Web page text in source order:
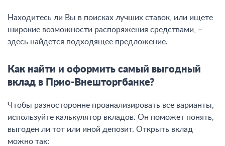
Находитесь ли Вы в поисках лучших ставок, или ищете
широкие возможности распоряжения средствами, –
здесь найдется подходящее предложение.
Как найти и оформить самый выгодный
вклад в Прио-Внешторгбанке?
Чтобы разносторонне проанализировать все варианты,
используйте калькулятор вкладов. Он поможет понять,
выгоден ли тот или иной депозит. Открыть вклад
можно так: